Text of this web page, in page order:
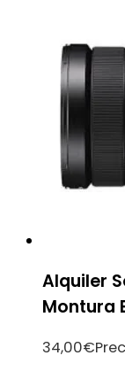
Alquiler
Montura
34,00€